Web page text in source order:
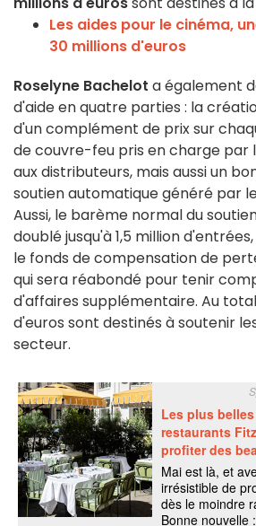
Les aides pour le cinéma,
30 millions d'euros
Roselyne Bachelot a également
d'aideen quatre parties : la
d'un complément de prix sur
de couvre-feu pris en charge par
aux distributeurs, mais aussi un
soutien automatique généré par
Aussi, le barème normal du
doublé jusqu'à 1,5 million
le fonds de compensation de
qui sera réabondé pour tenir
d'affaires supplémentaire. Au
d'euros sont destinés à soutenir
secteur.